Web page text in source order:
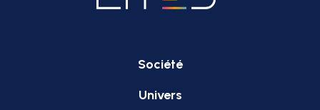
Société
Univers